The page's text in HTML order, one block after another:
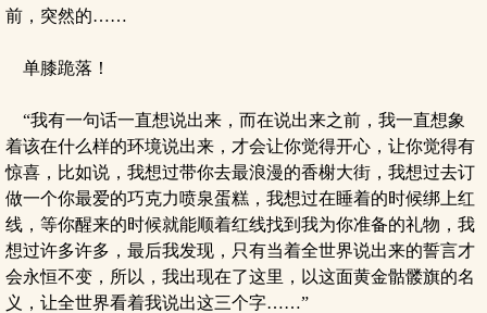
前，突然的……
单膝跪落！
“我有一句话一直想说出来，而在说出来之前，我一直想象
着该在什么样的环境说出来，才会让你觉得开心，让你觉得有
惊喜，比如说，我想过带你去最浪漫的香榭大街，我想过去订
做一个你最爱的巧克力喷泉蛋糕，我想过在睡着的时候绑上红
线，等你醒来的时候就能顺着红线找到我为你准备的礼物，我
想过许多许多，最后我发现，只有当着全世界说出来的誓言才
会永恒不变，所以，我出现在了这里，以这面黄金骷髅旗的名
义，让全世界看着我说出这三个字……”